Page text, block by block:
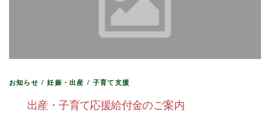
お知らせ /妊娠・出産 /子育て支援
出産・子育て応援給付金のご案内